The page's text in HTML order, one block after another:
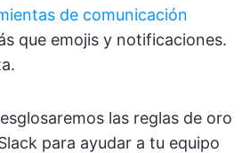
de comunicación
que emojis y notificaciones.
las reglas de oro
para ayudar a tu equipo